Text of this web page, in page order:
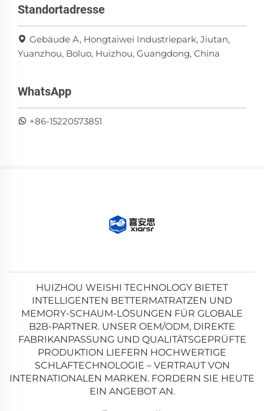
Standortadresse
Gebäude A, Hongtaiwei Industriepark, Jiutan,
Yuanzhou, Boluo, Huizhou, Guangdong, China
WhatsApp
+86-15220573851
HUIZHOU WEISHI TECHNOLOGY BIETET
INTELLIGENTEN BETTERMATRATZEN UND
MEMORY-SCHAUM-LÖSUNGEN FÜR GLOBALE
B2B-PARTNER. UNSER OEM/ODM, DIREKTE
FABRIKANPASSUNG UND QUALITÄTSGEPRÜFTE
PRODUKTION LIEFERN HOCHWERTIGE
SCHLAFTECHNOLOGIE – VERTRAUT VON
INTERNATIONALEN MARKEN. FORDERN SIE HEUTE
EIN ANGEBOT AN.